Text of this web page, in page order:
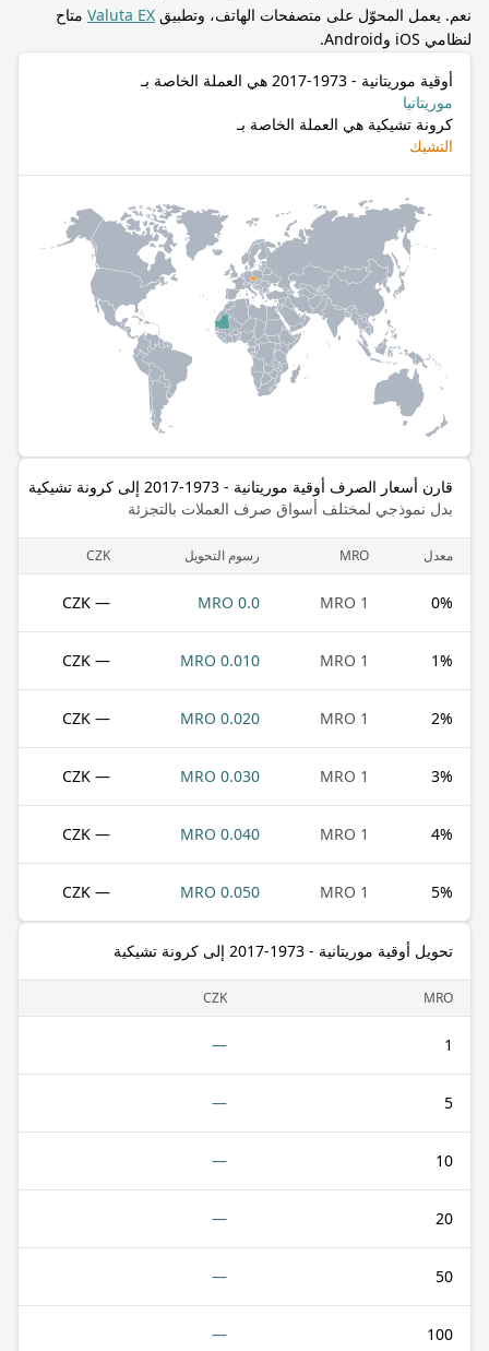
نعم. يعمل المحوّل على متصفحات الهاتف، وتطبيق Valuta EX متاح
لنظامي iOS وAndroid.
أوقية موريتانية - 1973-2017 هي العملة الخاصة بـ
موريتانيا
كرونة تشيكية هي العملة الخاصة بـ
التشيك
قارن أسعار الصرف أوقية موريتانية - 1973-2017 إلى كرونة تشيكية
بدل نموذجي لمختلف أسواق صرف العملات بالتجزئة
معدل MRO رسوم التحويل CZK
0%
1 MRO
0.0 MRO
— CZK
1%
1 MRO
0.010 MRO
— CZK
2%
1 MRO
0.020 MRO
— CZK
3%
1 MRO
0.030 MRO
— CZK
4%
1 MRO
0.040 MRO
— CZK
5%
1 MRO
0.050 MRO
— CZK
تحويل أوقية موريتانية - 1973-2017 إلى كرونة تشيكية
MRO
CZK
1
—
5
—
10
—
20
—
50
—
100
—